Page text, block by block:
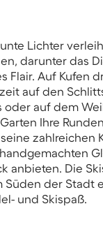
Lichter
darunter das
Flair. Auf Kufen
auf den
oder auf dem
Ihre
zahlreichen
anbieten. Die
Süden der Stadt
und Skispaß.